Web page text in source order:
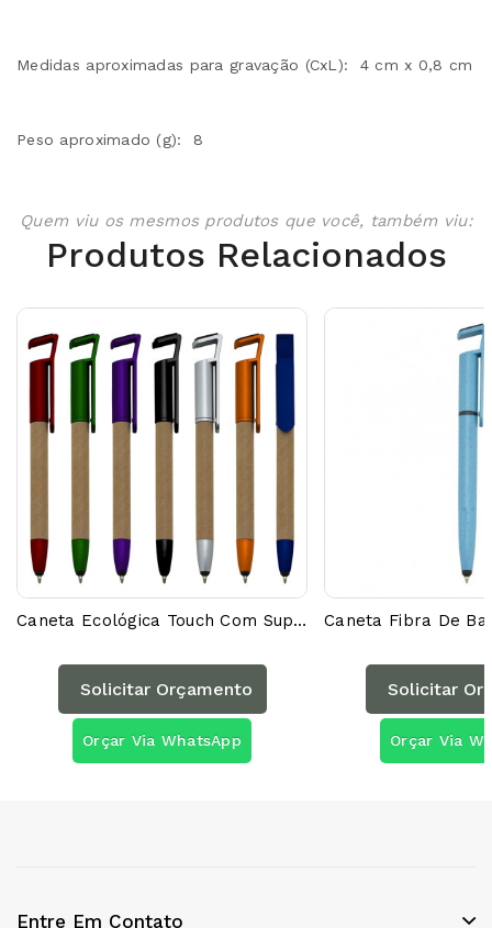
Medidas aproximadas para gravação (CxL): 4 cm x 0,8 cm
Peso aproximado (g): 8
Quem viu os mesmos produtos que você, também viu:
Produtos Relacionados
Caneta Ecológica Touch Com Suporte 00708PAG
Solicitar Orçamento
Orçar Via WhatsApp
Solicitar
Orçar Via
Entre Em Contato